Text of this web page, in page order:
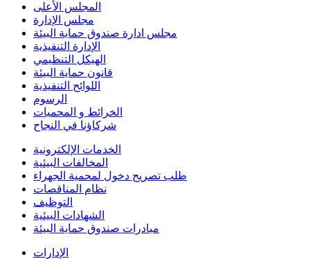
المجلس الأعلى
مجلس الإدارة
مجلس ادارة صندوق حماية البيئة
الإدارة التنفيذية
الهيكل التنظيمي
قانون حماية البيئة
اللوائح التنفيذية
الرسوم
الخرائط و المحميات
شركاؤنا في النجاح
الخدمات الإلكترونية
المخالفات البيئية
طلب تصريح دخول لمحمية الجهراء
نظام المناقصات
التوظيف
الشهادات البيئية
مبادرات صندوق حماية البيئة
الإدارات